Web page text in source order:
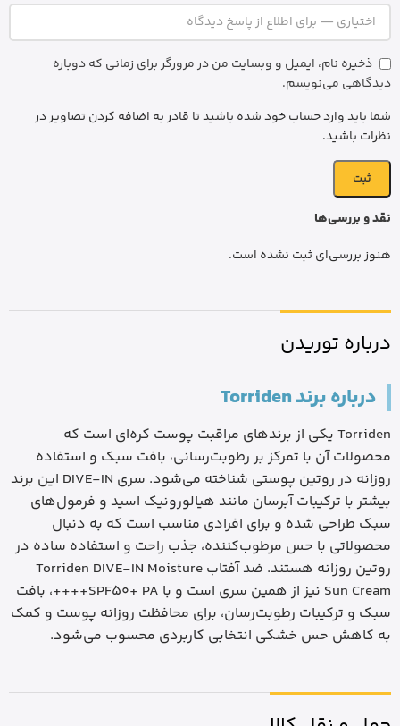
نقد و بررسی‌ها
هنوز بررسی‌ای ثبت نشده است.
ذخیره نام، ایمیل و وبسایت من در مرورگر برای زمانی که دوباره
دیدگاهی می‌نویسم.
شما باید وارد حساب خود شده باشید تا قادر به اضافه کردن تصاویر در
نظرات باشید.
درباره توریدن
درباره برند Torriden
Torriden یکی از برندهای مراقبت پوست کره‌ای است که
محصولات آن با تمرکز بر رطوبت‌رسانی، بافت سبک و استفاده
روزانه در روتین پوستی شناخته می‌شود. سری DIVE-IN این برند
بیشتر با ترکیبات آبرسان مانند هیالورونیک اسید و فرمول‌های
سبک طراحی شده و برای افرادی مناسب است که به دنبال
محصولاتی با حس مرطوب‌کننده، جذب راحت و استفاده ساده در
روتین روزانه هستند. ضد آفتاب Torriden DIVE-IN Moisture
Sun Cream نیز از همین سری است و با SPF50+ PA++++، بافت
سبک و ترکیبات رطوبت‌رسان، برای محافظت روزانه پوست و کمک
به کاهش حس خشکی انتخابی کاربردی محسوب می‌شود.